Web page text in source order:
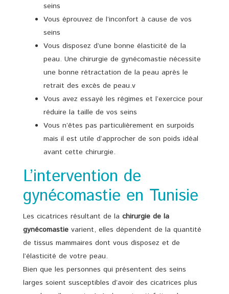
seins
Vous éprouvez de l’inconfort à cause de vos
seins
Vous disposez d’une bonne élasticité de la
peau. Une chirurgie de gynécomastie nécessite
une bonne rétractation de la peau après le
retrait des excès de peau.v
Vous avez essayé les régimes et l’exercice pour
réduire la taille de vos seins
Vous n’êtes pas particulièrement en surpoids
mais il est utile d’approcher de son poids idéal
avant cette chirurgie.
L’intervention de
gynécomastie en Tunisie
Les cicatrices résultant de la chirurgie de la
gynécomastie varient, elles dépendent de la quantité
de tissus mammaires dont vous disposez et de
l’élasticité de votre peau.
Bien que les personnes qui présentent des seins
larges soient susceptibles d’avoir des cicatrices plus